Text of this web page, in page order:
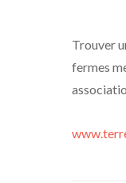
Trouver
fermes